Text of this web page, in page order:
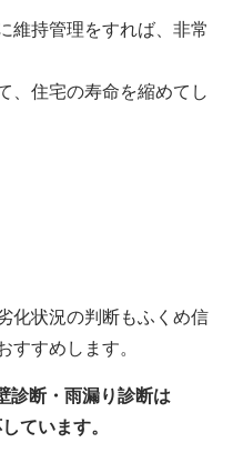
維持管理をすれば、非常
、住宅の寿命を縮めてし
化状況の判断もふくめ信
すすめします。
診断・雨漏り診断は
ています。